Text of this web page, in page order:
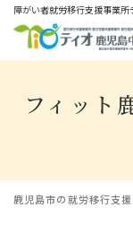
障がい者就労移⾏⽀援事業
フィット
鹿児島市の就労移行支